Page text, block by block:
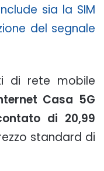
sia la SIM
del segnale
di rete mobile
Casa 5G
di 20,99
standard di